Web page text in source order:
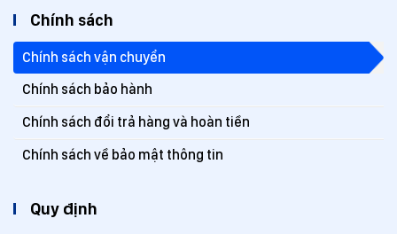
Chính sách
Chính sách vận chuyển
Chính sách bảo hành
Chính sách đổi trả hàng và hoàn tiền
Chính sách về bảo mật thông tin
Quy định